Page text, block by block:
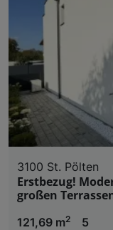
3100 St. Pölten
Erstbezug!
großen
121,69 m2
5